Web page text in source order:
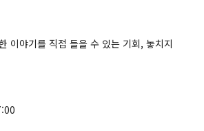
이야기를 직접 들을 수 있는 기회, 놓치지